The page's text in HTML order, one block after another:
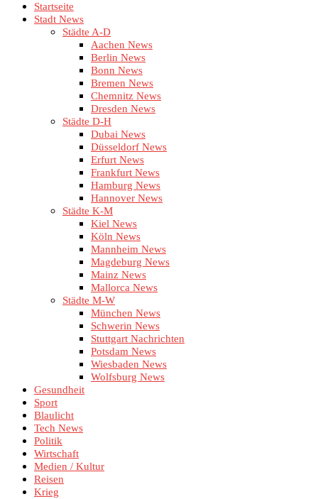
Startseite
Stadt News
Städte A-D
Aachen News
Berlin News
Bonn News
Bremen News
Chemnitz News
Dresden News
Städte D-H
Dubai News
Düsseldorf News
Erfurt News
Frankfurt News
Hamburg News
Hannover News
Städte K-M
Kiel News
Köln News
Mannheim News
Magdeburg News
Mainz News
Mallorca News
Städte M-W
München News
Schwerin News
Stuttgart Nachrichten
Potsdam News
Wiesbaden News
Wolfsburg News
Gesundheit
Sport
Blaulicht
Tech News
Politik
Wirtschaft
Medien / Kultur
Reisen
Krieg